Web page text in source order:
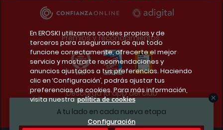
A tu lado en cada nueva etapa
Premios y reconocimientos:
Descarga la app del club
En EROSKI utilizamos cookies propias y de
terceros para asegurarnos de que todo
funcione correctamente, ofrecerte el mejor
servicio y mostrarte recomendaciones y
anuncios ajustados a tus preferencias. Haciendo
clic en ‘Configuración’, podrás ajustar tus
preferencias de cookies. Para más información,
visita nuestra política de cookies
Configuración